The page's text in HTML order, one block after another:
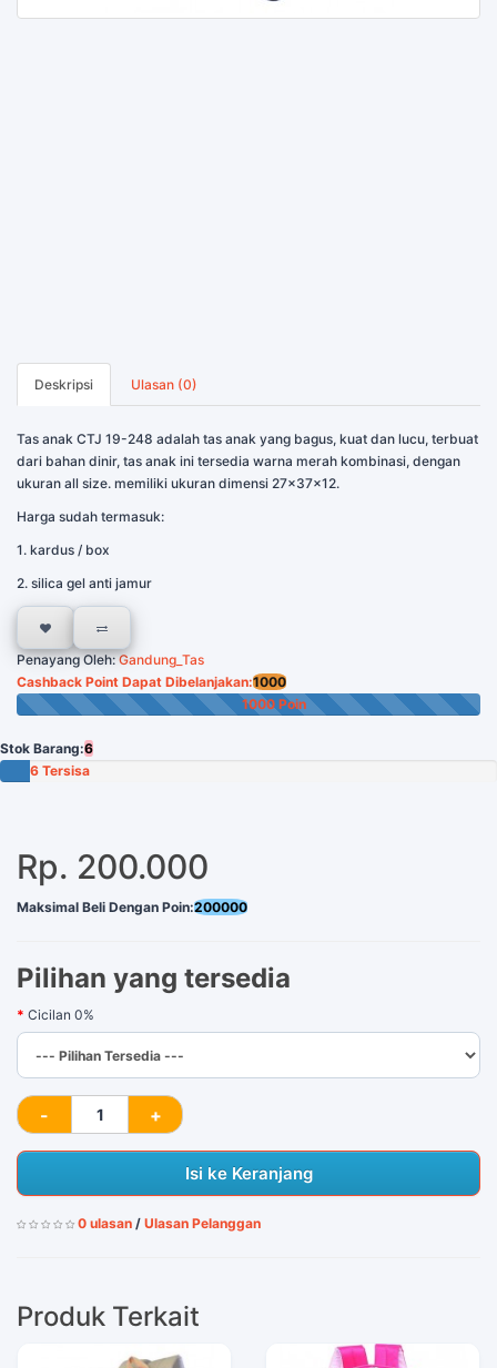
Deskripsi Ulasan (0)
Tas anak CTJ 19-248 adalah tas anak yang bagus, kuat dan lucu, terbuat
dari bahan dinir, tas anak ini tersedia warna merah kombinasi, dengan
ukuran all size. memiliki ukuran dimensi 27x37x12.
Harga sudah termasuk:
1. kardus / box
2. silica gel anti jamur
Penayang Oleh:Gandung_Tas
Cashback Point Dapat Dibelanjakan:1000
1000 Poin
Stok Barang:6
6 Tersisa
Rp. 200.000
Maksimal Beli Dengan Poin:200000
Pilihan yang tersedia
Cicilan 0%
Isi ke Keranjang
0 ulasan / Ulasan Pelanggan
Produk Terkait